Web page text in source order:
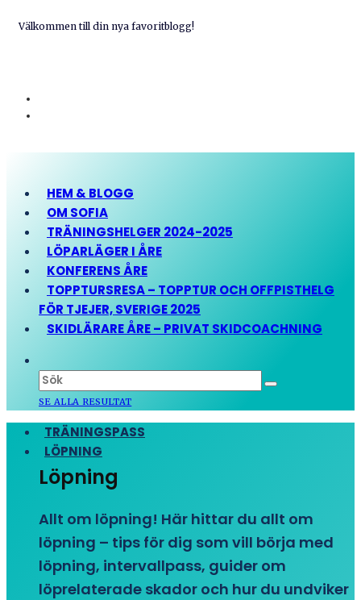
Välkommen till din nya favoritblogg!
HEM & BLOGG
OM SOFIA
TRÄNINGSHELGER 2024-2025
LÖPARLÄGER I ÅRE
KONFERENS ÅRE
TOPPTURSRESA – TOPPTUR OCH OFFPISTHELG
FÖR TJEJER, SVERIGE 2025
SKIDLÄRARE ÅRE – PRIVAT SKIDCOACHNING
SE ALLA RESULTAT
TRÄNINGSPASS
LÖPNING
Löpning
Allt om löpning! Här hittar du allt om
löpning – tips för dig som vill börja med
löpning, intervallpass, guider om
löprelaterade skador och hur du undviker